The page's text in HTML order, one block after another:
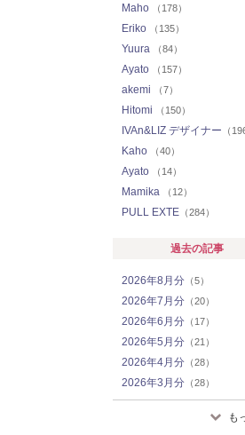
Maho （178）
Eriko （135）
Yuura （84）
Ayato （157）
akemi （7）
Hitomi （150）
IVAn&LIZ デザイナー （
Kaho （40）
Ayato （14）
Mamika （12）
PULL EXTE （284）
過去の記事
2026年8月分 （5）
2026年7月分 （20）
2026年6月分 （17）
2026年5月分 （21）
2026年4月分 （28）
2026年3月分 （28）
2026年2月分（26）
（22） も